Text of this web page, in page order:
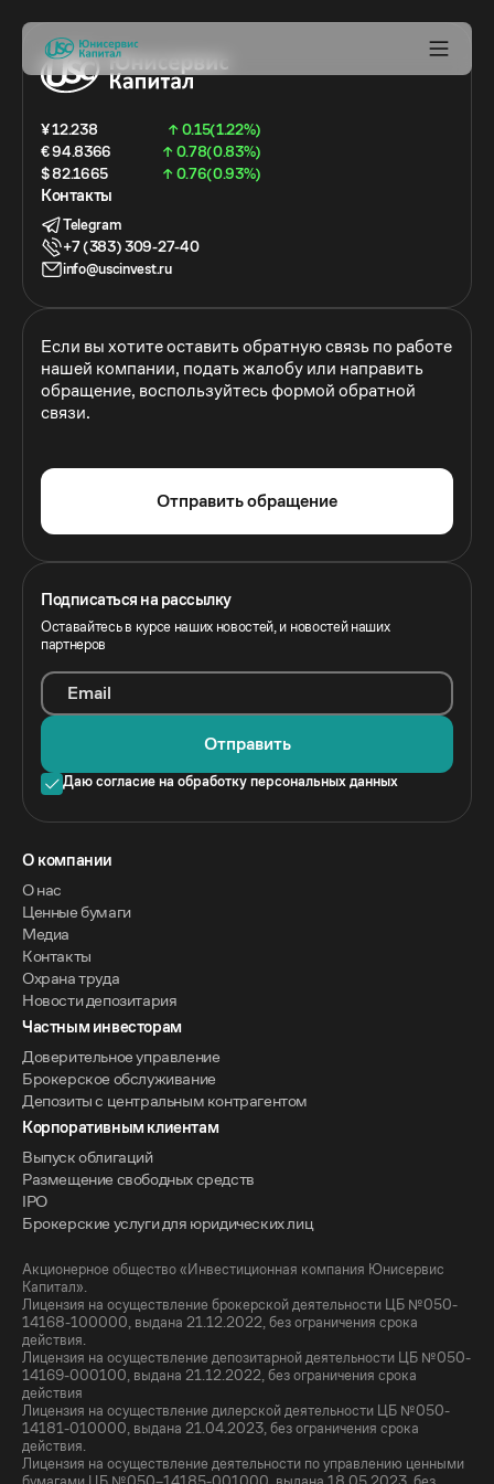
¥ 12.238
↑ 0.15(1.22%)
€ 94.8366
↑ 0.78(0.83%)
$ 82.1665
↑ 0.76(0.93%)
Контакты
Telegram
+7 (383) 309-27-40
info@uscinvest.ru
Если вы хотите оставить обратную связь по работе
нашей компании, подать жалобу или направить
обращение, воспользуйтесь формой обратной
связи.
Отправить обращение
Подписаться на рассылку
Оставайтесь в курсе наших новостей, и новостей наших
партнеров
Email
Отправить
Даю согласие на обработку персональных данных
O компании
О нас
Ценные бумаги
Медиа
Контакты
Охрана труда
Новости депозитария
Частным инвесторам
Доверительное управление
Брокерское обслуживание
Депозиты с центральным контрагентом
Корпоративным клиентам
Выпуск облигаций
Размещение свободных средств
IPO
Брокерские услуги для юридических лиц
Акционерное общество «Инвестиционная компания Юнисервис
Капитал».
Лицензия на осуществление брокерской деятельности ЦБ №050-
14168-100000, выдана 21.12.2022, без ограничения срока
действия.
Лицензия на осуществление депозитарной деятельности ЦБ №050-
14169-000100, выдана 21.12.2022, без ограничения срока
действия
Лицензия на осуществление дилерской деятельности ЦБ №050-
14181-010000, выдана 21.04.2023, без ограничения срока
действия.
Лицензия на осуществление деятельности по управлению ценными